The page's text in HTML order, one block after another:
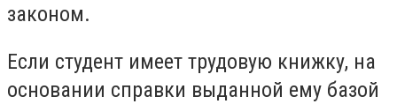
законом.
Если студент имеет трудовую книжку, на
основании справки выданной ему базой